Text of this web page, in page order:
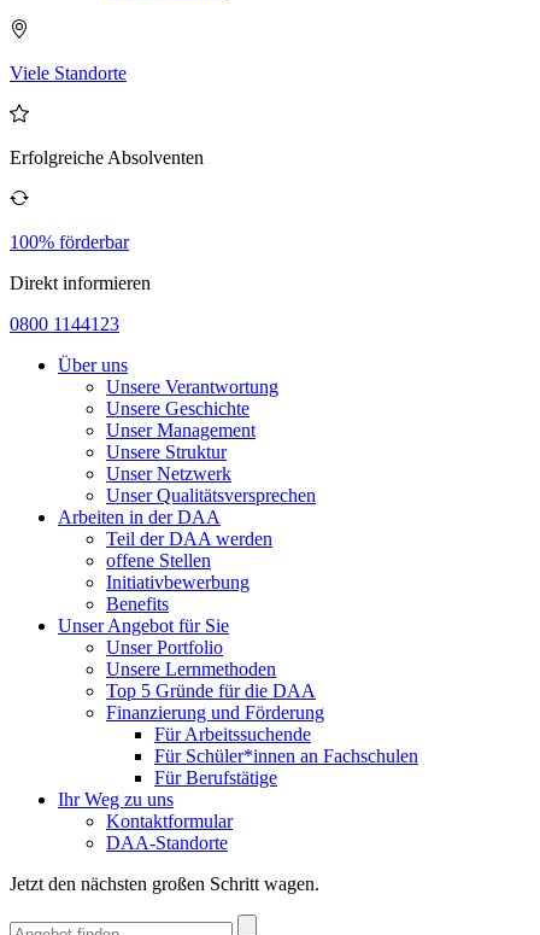
Viele Standorte
Erfolgreiche Absolventen
100% förderbar
Direkt informieren
0800 1144123
Über uns
Unsere Verantwortung
Unsere Geschichte
Unser Management
Unsere Struktur
Unser Netzwerk
Unser Qualitätsversprechen
Arbeiten in der DAA
Teil der DAA werden
offene Stellen
Initiativbewerbung
Benefits
Unser Angebot für Sie
Unser Portfolio
Unsere Lernmethoden
Top 5 Gründe für die DAA
Finanzierung und Förderung
Für Arbeitssuchende
Für Schüler*innen an Fachschulen
Für Berufstätige
Ihr Weg zu uns
Kontaktformular
DAA-Standorte
Jetzt den nächsten großen Schritt wagen.